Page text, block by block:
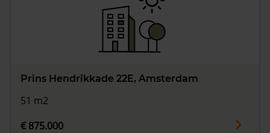
Prins Hendrikkade 22E, Amsterdam
51 m2
€ 875.000